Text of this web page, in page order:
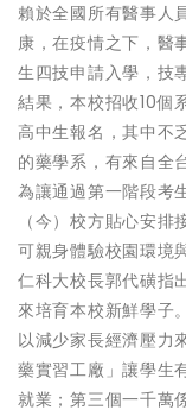
賴於全國所有醫事人
康，在疫情之下，醫
生四技申請入學，技
結果，本校招收10個
高中生報名，其中不
的藥學系，有來自全
為讓通過第一階段考
（今）校方貼心安
可親身體驗校園環境
仁科大校長郭代磺指
來培育本校新鮮學子
以減少家長經濟壓力
藥實習工廠」讓學生
就業；第三個一千萬